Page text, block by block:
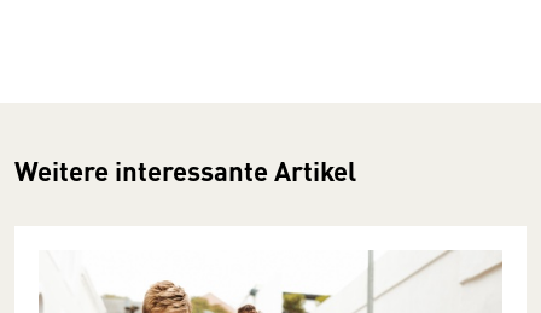
Weitere interessante Artikel